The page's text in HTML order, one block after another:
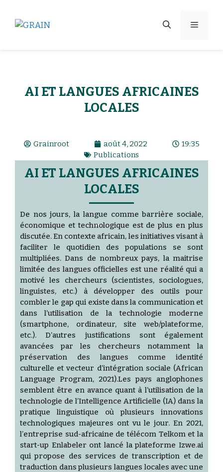
AI ET LANGUES AFRICAINES
LOCALES
Grainroot août 4, 2022
19:35
Publications
AI ET LANGUES AFRICAINES
LOCALES
De nos jours, la langue comme barrière sociale,
économique et technologique est de plus en plus
discutée. En contexte africain, les initiatives visant à
faciliter le quotidien des populations se sont
multipliées. Dans de nombreux pays, la maitrise
limitée des langues officielles est une réalité qui a
motivé les chercheurs (scientistes, sociologues,
linguistes, etc.) à développer des outils pour
combler le gap qui existe dans la communication et
dans l’utilisation de la technologie moderne
(smartphone, ordinateur, site web/plateforme,
etc.). D’autres justifications sont également
avancées par les chercheurs notamment la
préservation des langues comme identité
culturelle et vecteur d’intégration sociale (African
Language Program, 2021).Les pays anglophones
semblent être en avance quant à l’utilisation de la
technologie de l’Intelligence Artificielle (IA) dans la
pratique linguistique où plusieurs innovations
technologiques majeures ont vu le jour. En 2021,
l’entreprise sud-africaine de télécom Telkom et la
start-up Enlabeler ont lancé la plateforme Izwe.ai
qui propose des services de transcription et de
traduction dans plusieurs langues locales avec une